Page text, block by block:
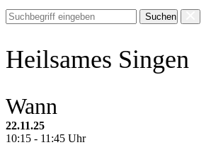
Suchen
Heilsames Singen
Wann
22.11.25
10:15 - 11:45 Uhr